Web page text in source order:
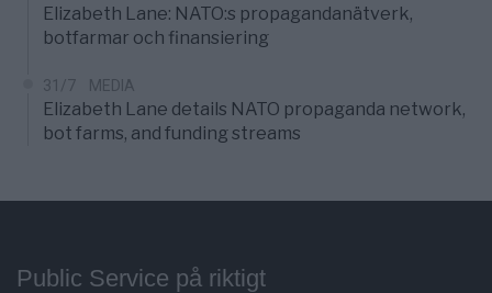
Elizabeth Lane: NATO:s propagandanätverk,
botfarmar och finansiering
31/7 MEDIA
Elizabeth Lane details NATO propaganda network,
bot farms, and funding streams
Public Service på riktigt